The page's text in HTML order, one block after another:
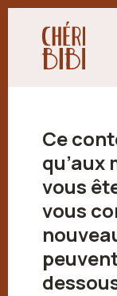
Ce
qu’aux
vous
vous